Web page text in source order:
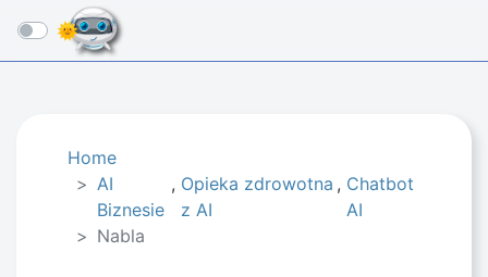
☰
Home
AI
Biznesie​
, Opieka zdrowotna
z AI
, Chatbot
AI
Nabla